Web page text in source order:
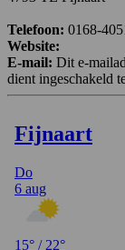
Telefoon: 0168-
Website:
E-mail: Dit e-
dient ingeschakeld